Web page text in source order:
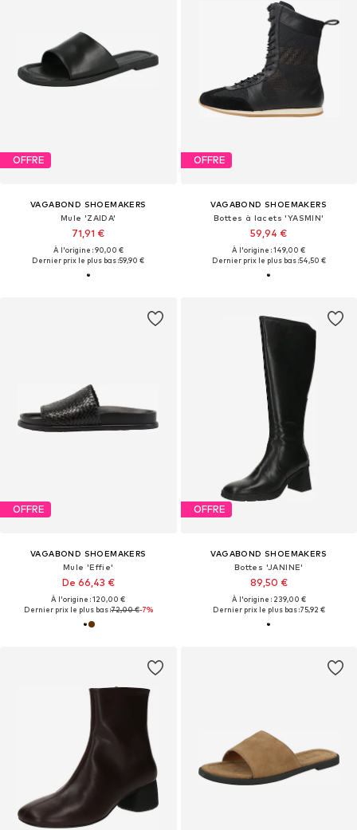
OFFRE
VAGABOND SHOEMAKERS
Mule 'ZAIDA'
71,91 €
À l'origine : 90,00 €
Dernier prix le plus bas :59,90 €
OFFRE
VAGABOND SHOEMAKERS
Bottes à lacets 'YASMIN'
59,94 €
À l'origine : 149,00 €
Dernier prix le plus bas :54,50 €
OFFRE
VAGABOND SHOEMAKERS
Mule 'Effie'
De 66,43 €
À l'origine : 120,00 €
Dernier prix le plus bas :72,00 €-7%
OFFRE
VAGABOND SHOEMAKERS
Bottes 'JANINE'
89,50 €
À l'origine : 239,00 €
Dernier prix le plus bas :75,92 €